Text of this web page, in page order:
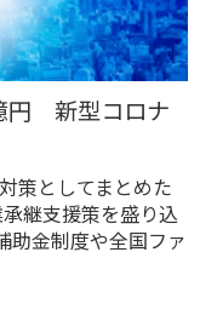
円 新型コロナ
策としてまとめた
継支援策を盛り込
助金制度や全国ファ